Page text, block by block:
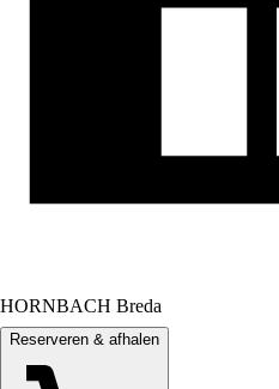
HORNBACH Breda
Reserveren & afhalen